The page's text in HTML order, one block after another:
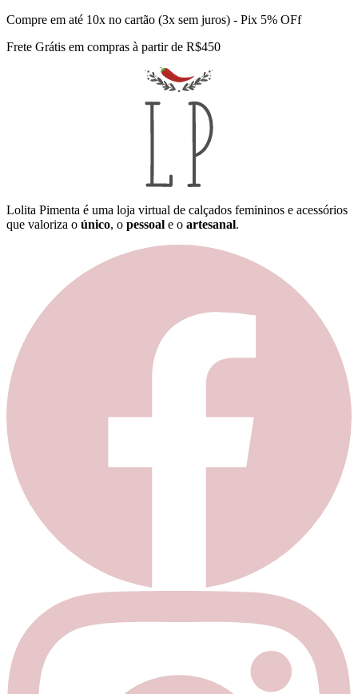
Compre em até 10x no cartão (3x sem juros) - Pix 5% OFf
Frete Grátis em compras à partir de R$450
Lolita Pimenta é uma loja virtual de calçados femininos e acessórios
que valoriza o único, o pessoal e o artesanal.